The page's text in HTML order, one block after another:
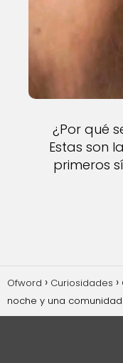
¿Por qué
Estas son
primeros
Ofword Curiosidades
noche y una